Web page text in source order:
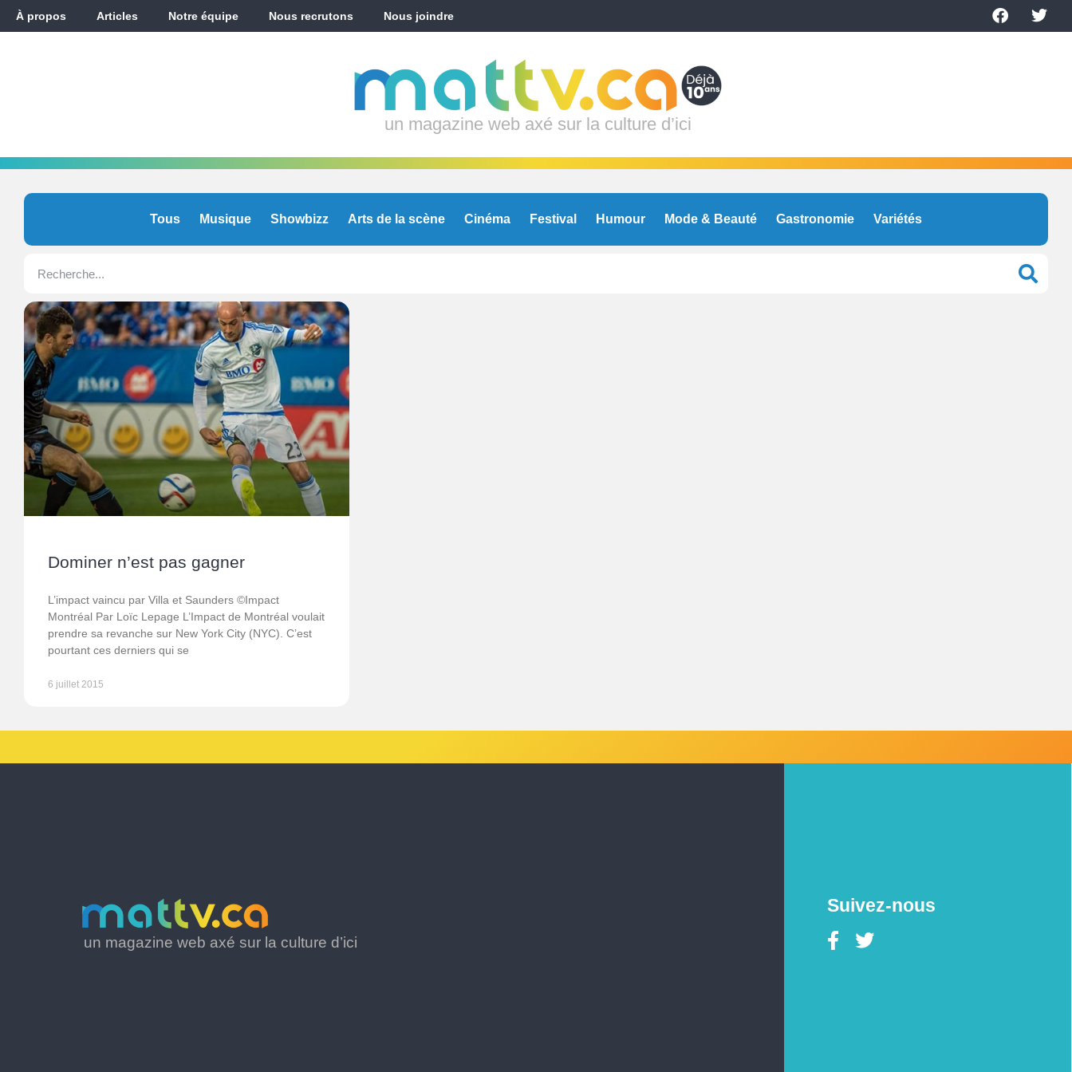
À propos Articles Notre équipe Nous recrutons Nous joindre
un magazine web axé sur la culture d’ici
Tous Musique Showbizz Arts de la scène Cinéma Festival Humour Mode & Beauté Gastronomie Variétés
Dominer n’est pas gagner
L’impact vaincu par Villa et Saunders ©Impact
Montréal Par Loïc Lepage L’Impact de Montréal voulait
prendre sa revanche sur New York City (NYC). C’est
pourtant ces derniers qui se
6 juillet 2015
un magazine web axé sur la culture d’ici
Suivez-nous